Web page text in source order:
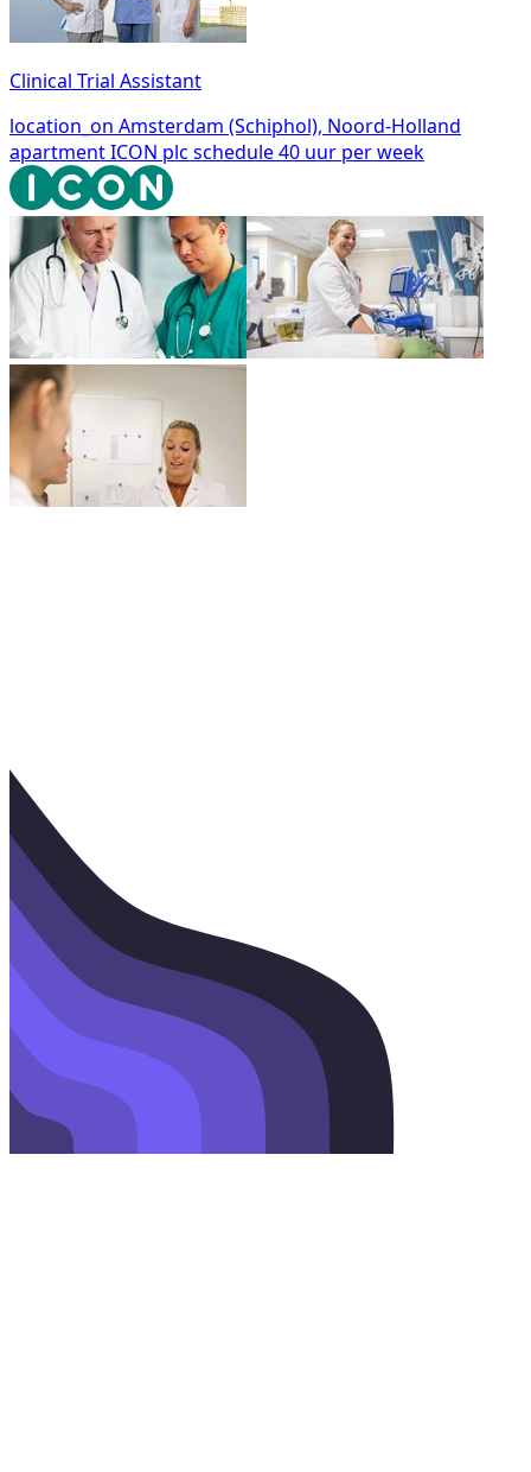
Clinical Trial Assistant
location_on Amsterdam (Schiphol), Noord-Holland
apartmentICON plc schedule40 uur per week